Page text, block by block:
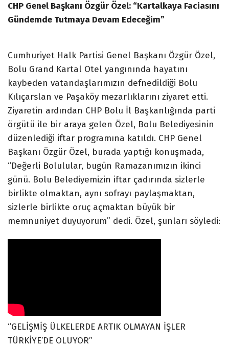
CHP Genel Başkanı Özgür Özel: “Kartalkaya Faciasını
Gündemde Tutmaya Devam Edeceğim”
Cumhuriyet Halk Partisi Genel Başkanı Özgür Özel,
Bolu Grand Kartal Otel yangınında hayatını
kaybeden vatandaşlarımızın defnedildiği Bolu
Kılıçarslan ve Paşaköy mezarlıklarını ziyaret etti.
Ziyaretin ardından CHP Bolu İl Başkanlığında parti
örgütü ile bir araya gelen Özel, Bolu Belediyesinin
düzenlediği iftar programına katıldı. CHP Genel
Başkanı Özgür Özel, burada yaptığı konuşmada,
“Değerli Bolulular, bugün Ramazanımızın ikinci
günü. Bolu Belediyemizin iftar çadırında sizlerle
birlikte olmaktan, aynı sofrayı paylaşmaktan,
sizlerle birlikte oruç açmaktan büyük bir
memnuniyet duyuyorum” dedi. Özel, şunları söyledi:
“GELİŞMİŞ ÜLKELERDE ARTIK OLMAYAN İŞLER
TÜRKİYE’DE OLUYOR”